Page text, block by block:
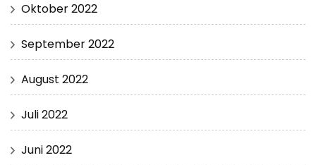
Oktober 2022
September 2022
August 2022
Juli 2022
Juni 2022